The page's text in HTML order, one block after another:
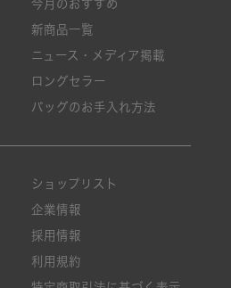
今月のおすすめ
新商品一覧
ニュース・メディア掲載
ロングセラー
バッグのお手入れ方法
ショップリスト
企業情報
採用情報
利用規約